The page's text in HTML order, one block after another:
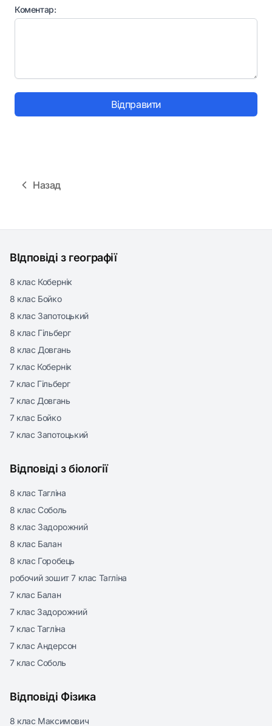
Коментар:
Відправити
Назад
ВІдповіді з географії
8 клас Кобернік
8 клас Бойко
8 клас Запотоцький
8 клас Гільберг
8 клас Довгань
7 клас Кобернік
7 клас Гільберг
7 клас Довгань
7 клас Бойко
7 клас Запотоцький
Відповіді з біології
8 клас Тагліна
8 клас Соболь
8 клас Задорожний
8 клас Балан
8 клас Горобець
робочий зошит 7 клас Тагліна
7 клас Балан
7 клас Задорожний
7 клас Тагліна
7 клас Андерсон
7 клас Соболь
Відповіді Фізика
8 клас Максимович